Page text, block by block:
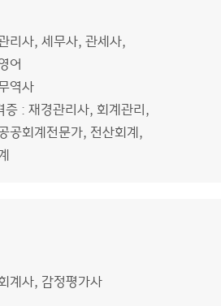
리사, 세무사, 관세사,
어
역사
증 : 재경관리사, 회계관리,
공회계전문가, 전산회계,
계사, 감정평가사